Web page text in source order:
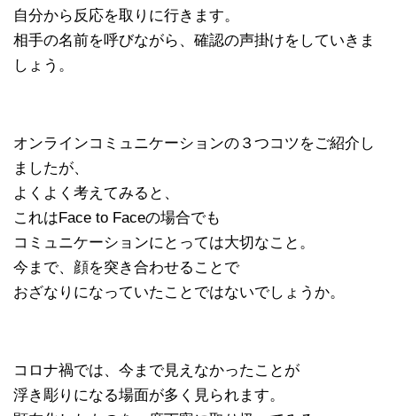
自分から反応を取りに行きます。
相手の名前を呼びながら、確認の声掛けをしていきま
しょう。
オンラインコミュニケーションの３つコツをご紹介し
ましたが、
よくよく考えてみると、
これはFace to Faceの場合でも
コミュニケーションにとっては大切なこと。
今まで、顔を突き合わせることで
おざなりになっていたことではないでしょうか。
コロナ禍では、今まで見えなかったことが
浮き彫りになる場面が多く見られます。